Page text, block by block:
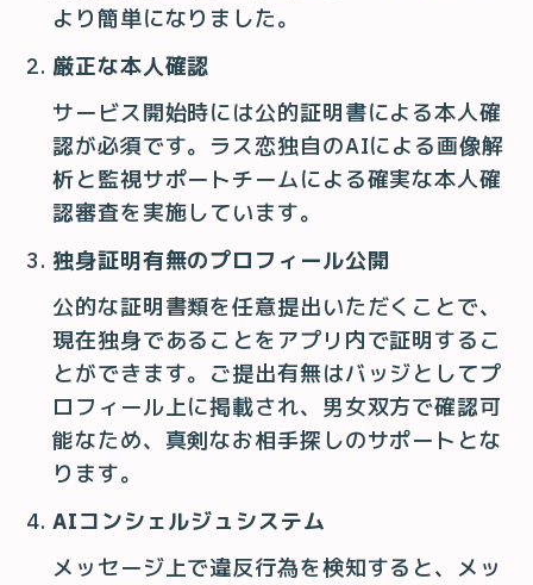
より簡単になりました。
厳正な本人確認
サービス開始時には公的証明書による本人確
認が必須です。ラス恋独自のAIによる画像解
析と監視サポートチームによる確実な本人確
認審査を実施しています。
独身証明有無のプロフィール公開
公的な証明書類を任意提出いただくことで、
現在独身であることをアプリ内で証明するこ
とができます。ご提出有無はバッジとしてプ
ロフィール上に掲載され、男女双方で確認可
能なため、真剣なお相手探しのサポートとな
ります。
AIコンシェルジュシステム
メッセージ上で違反行為を検知すると、メッ